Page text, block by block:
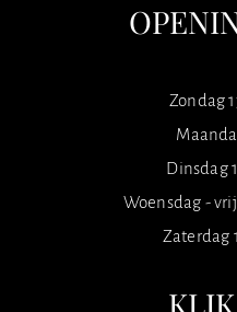
Zondag
Dinsdag
Woensdag -
Zaterdag